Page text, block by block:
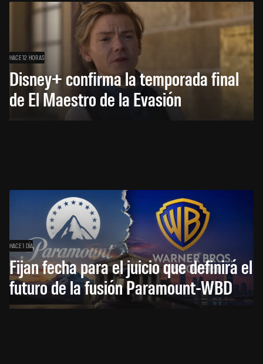
HACE 12 HORAS
Disney+ confirma la temporada final
de El Maestro de la Evasión
HACE 1 DÍA
Fijan fecha para el juicio que definirá el
futuro de la fusión Paramount-WBD